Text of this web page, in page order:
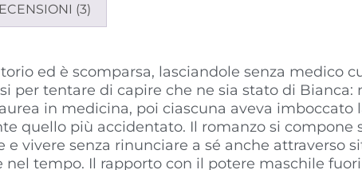
(3)
ed è scomparsa, lasciandole senza medico
per tentare di capire che ne sia stato di Bianca:
in medicina, poi ciascuna aveva imboccato
quello più accidentato. Il romanzo si
e vivere senza rinunciare a sé anche attraverso
nel tempo. Il rapporto con il potere maschile